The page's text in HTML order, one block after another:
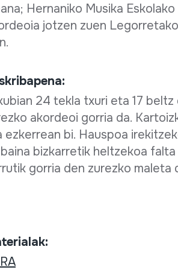
Hernaniko Musika
jotzen zuen
24 tekla txuri eta 17
akordeoi gorria da.
ezkerrean bi. Hauspoa
bizkarretik heltzekoa
gorria den zurezko maleta